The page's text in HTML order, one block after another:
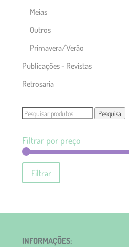
Meias
Outros
Primavera/Verão
Publicações - Revistas
Retrosaria
Pesquisar
Pesquisa
Filtrar por preço
Filtrar
INFORMAÇÕES: